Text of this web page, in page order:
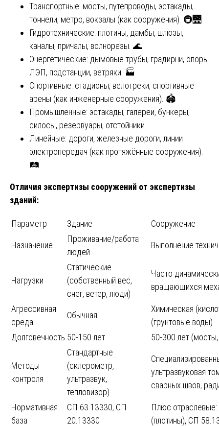
Транспортные: мосты, путепроводы, эстакады,
тоннели, метро, вокзалы (как сооружения). 🚇🌉
Гидротехнические: плотины, дамбы, шлюзы,
каналы, причалы, волнорезы. 🌊
Энергетические: дымовые трубы, градирни, опоры
ЛЭП, подстанции, ветряки. 🏭
Спортивные: стадионы, велотреки, спортивные
арены (как инженерные сооружения). 🏟️
Промышленные: эстакады, галереи, бункеры,
силосы, резервуары, отстойники.
Линейные: дороги, железные дороги, линии
электропередач (как протяжённые сооружения).
🛤️
Отличия экспертизы сооружений от экспертизы
зданий:
Параметр Здание Сооружение
Назначение
Проживание/работа
людей
Выполнение
Нагрузки
Статические
(собственный вес,
снег, ветер, люди)
Часто
вращающихся
Агрессивная
среда
Обычная
Химическая
(грунтовые воды)
Долговечность 50-150 лет 50-300 лет
Методы
контроля
Стандартные
(склерометр,
ультразвук,
тепловизор)
ультразвуковая
сварных швов,
Нормативная
база
СП 63.13330, СП
20.13330
Плюс
(плотины), СП